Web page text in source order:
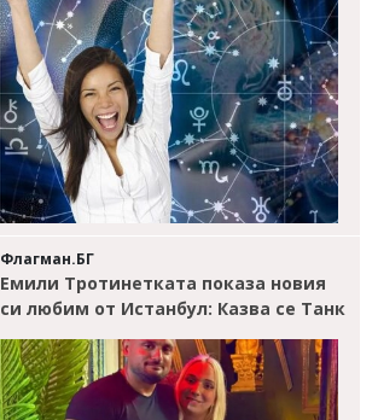
Флагман.БГ
Емили Тротинетката показа новия
си любим от Истанбул: Казва се Танк